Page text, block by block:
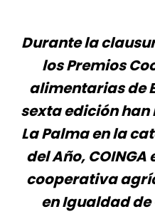
Durante la
los Premios
alimentarias de
sexta edición
La Palma en la
del Año,
cooperativa
en Igualdad